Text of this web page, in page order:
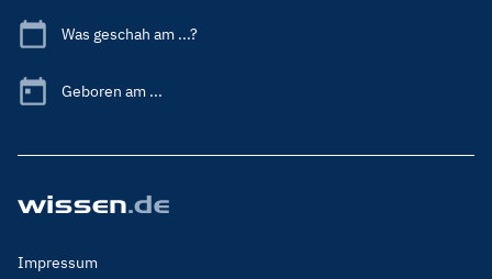
Was geschah am ...?
Geboren am ...
Footer
Impressum